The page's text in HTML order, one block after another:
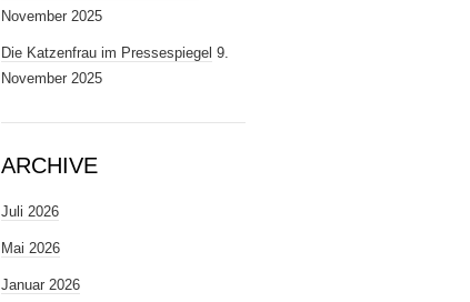
November 2025
Die Katzenfrau im Pressespiegel 9.
November 2025
ARCHIVE
Juli 2026
Mai 2026
Januar 2026